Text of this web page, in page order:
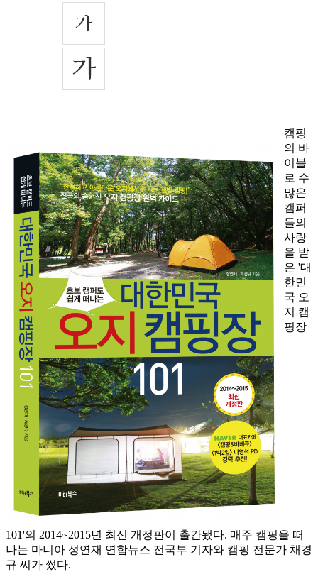
캠핑
의 바
이블
로 수
많은
캠퍼
들의
사랑
을 받
은 '대
한민
국 오
지 캠
핑장
101'의 2014~2015년 최신 개정판이 출간됐다. 매주 캠핑을 떠
나는 마니아 성연재 연합뉴스 전국부 기자와 캠핑 전문가 채경
규 씨가 썼다.